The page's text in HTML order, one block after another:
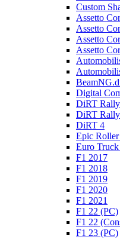
Custom
Assetto
Assetto
Assetto
Assetto
Digital
DiRT Rally
DiRT
DiRT 4
Epic Roller
Euro
F1 2017
F1 2018
F1 2019
F1 2020
F1 2021
F1 22 (PC)
F1 22
F1 23 (PC)